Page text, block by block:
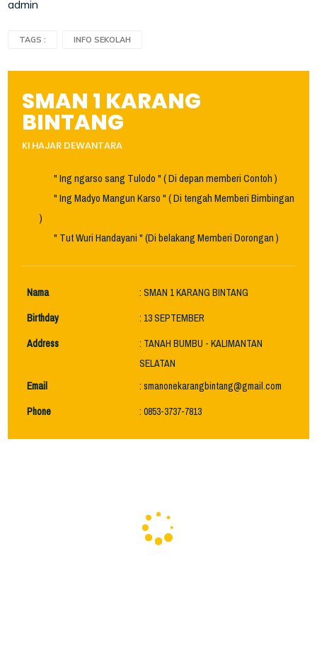
admin
TAGS : INFO SEKOLAH
SMAN 1 KARANG
BINTANG
KI HAJAR DEWANTARA
" Ing ngarso sang Tulodo " ( Di depan memberi Contoh )
" Ing Madyo Mangun Karso " ( Di tengah Memberi Bimbingan
)
" Tut Wuri Handayani " (Di belakang Memberi Dorongan )
Nama
: SMAN 1 KARANG BINTANG
Birthday
: 13 SEPTEMBER
Address
: TANAH BUMBU - KALIMANTAN
SELATAN
Email
: smanonekarangbintang@gmail.com
Phone
: 0853-3737-7813